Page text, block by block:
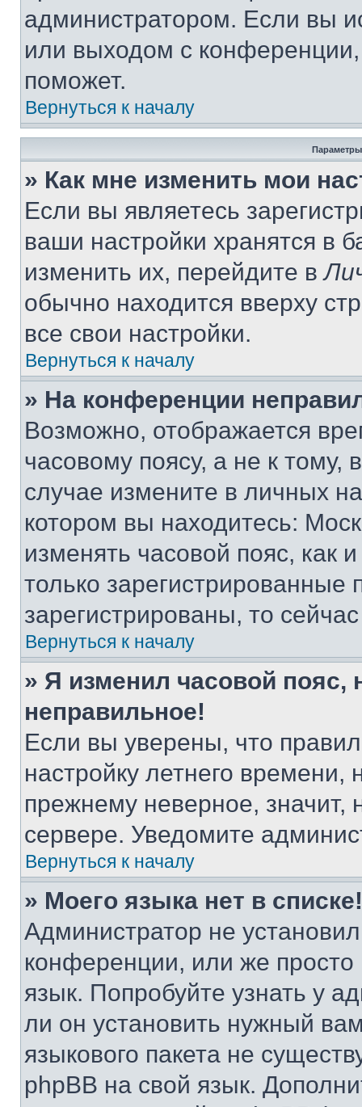
администратором. Если вы
или выходом с
поможет.
Вернуться к началу
Параметры
» Как мне изменить мои
Если вы являетесь
ваши настройки хранятся в
изменить их, перейдите в
обычно находится вверху
все свои настройки.
Вернуться к началу
» На конференции
Возможно, отображается
часовому поясу, а не к тому,
случае измените в личных
котором вы находитесь:
изменять часовой пояс, как
только
зарегистрированы, то
Вернуться к началу
» Я изменил часовой пояс,
неправильное!
Если вы уверены, что
настройку летнего
прежнему неверное, значит,
сервере. Уведомите
Вернуться к началу
» Моего языка нет в списке!
Администратор не
конференции, или же
язык. Попробуйте узнать у
ли он установить нужный
языкового пакета не
phpBB на свой язык.